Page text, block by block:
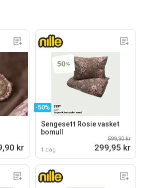
kr
-50%
Sengesett Rosie vasket
bomull
1 dag
599,90 kr
299,95 kr